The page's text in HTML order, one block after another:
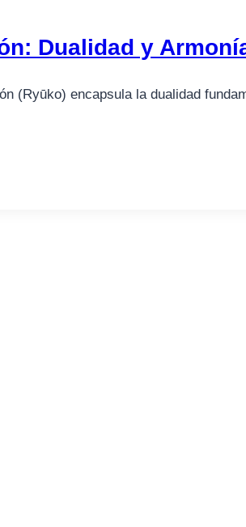
Dualidad y
(Ryūko) encapsula la dualidad